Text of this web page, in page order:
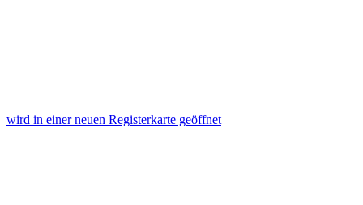
wird in einer neuen Registerkarte geöffnet